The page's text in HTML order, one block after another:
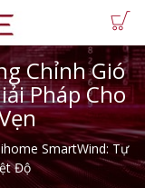
Chỉnh Gió
Pháp Cho
SmartWind: Tự
Độ